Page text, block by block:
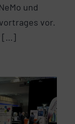
und
vor.
[…]